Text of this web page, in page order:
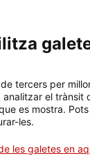
Serveis
al creixement de
de
Mitjà i nord
de
tercers per
el trànsit
es mostra.
les.
les galetes en